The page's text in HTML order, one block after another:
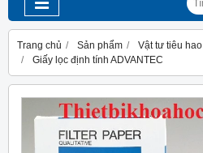
Trang chủ Sản phẩm
Vật tư tiêu hao
Giấy lọc định tính ADVANTEC